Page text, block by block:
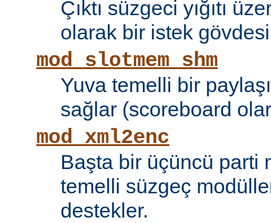
Çıktı süzgeci yığıtı
olarak bir istek
mod_slotmem_shm
Yuva temelli bir
sağlar (scoreboard
mod_xml2enc
Başta bir üçüncü parti
temelli süzgeç
destekler.